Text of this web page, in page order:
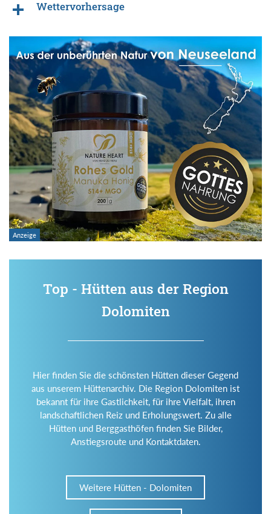
Wettervorhersage
Top - Hütten aus der Region
Dolomiten
Hier finden Sie die schönsten Hütten dieser Gegend
aus unserem Hüttenarchiv. Die Region Dolomiten ist
bekannt für ihre Gastlichkeit, für ihre Vielfalt, ihren
landschaftlichen Reiz und Erholungswert. Zu alle
Hütten und Berggasthöfen finden Sie Bilder,
Anstiegsroute und Kontaktdaten.
Weitere Hütten - Dolomiten